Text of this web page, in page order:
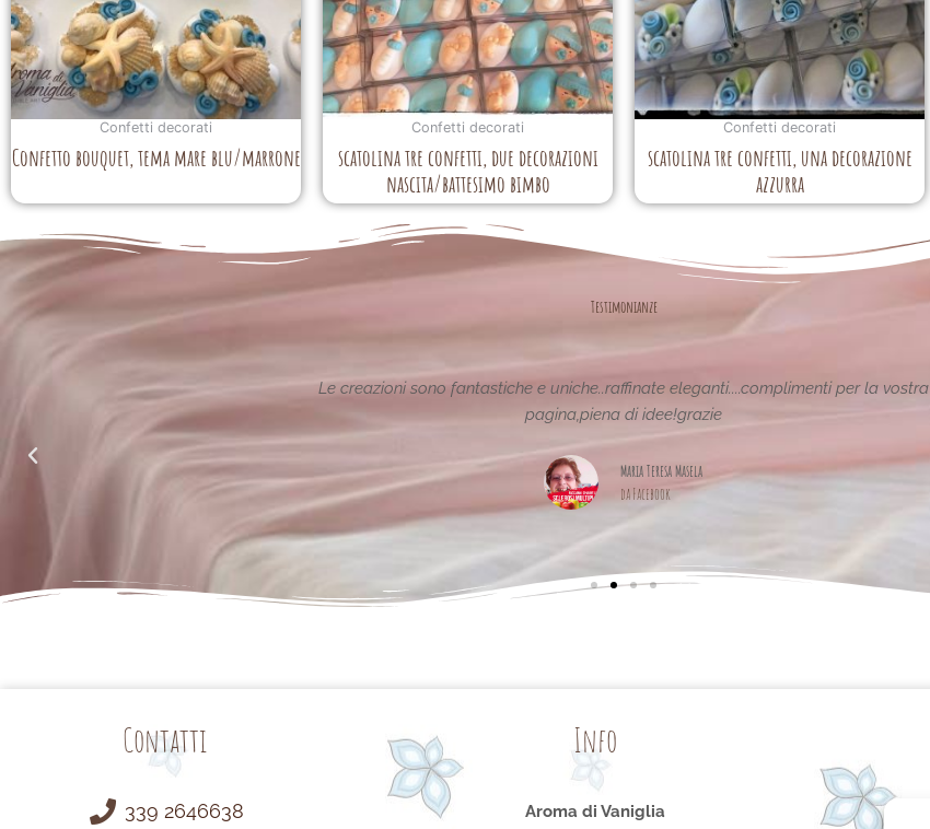
Confetti decorati
Confetto bouquet, tema mare blu/marrone
Confetti decorati
scatolina tre confetti, due decorazioni
nascita/battesimo bimbo
Confetti decorati
scatolina tre confetti, una decorazione
azzurra
Testimonianze
reinterpretata in chiave
richieste di noi mamme.
Le creazioni sono fantastiche e uniche..raffinate eleganti....complimenti per la vostra
pagina,piena di idee!grazie
Maria Teresa Masela
da Facebook
Contatti
339 2646638
Info
Aroma di Vaniglia